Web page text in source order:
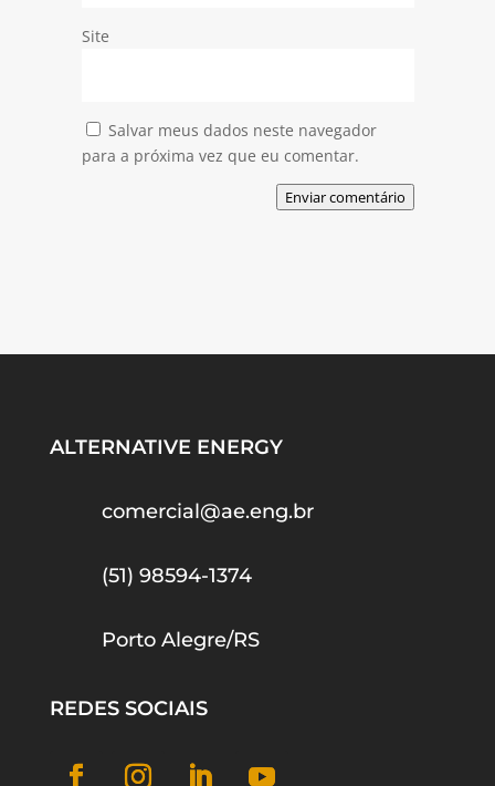
Site
Salvar meus dados neste navegador
para a próxima vez que eu comentar.
Enviar comentário
ALTERNATIVE ENERGY
comercial@ae.eng.br
(51) 98594-1374
Porto Alegre/RS
REDES SOCIAIS